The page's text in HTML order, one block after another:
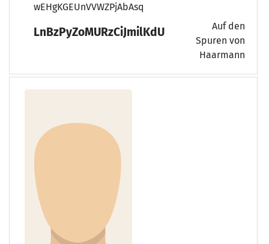
wEHgKGEUnVVWZPjAbAsq
LnBzPyZoMURzCiJmilKdU
Auf den
Spuren von
Haarmann